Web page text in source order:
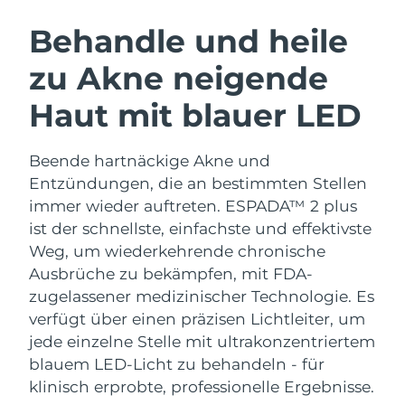
Behandle und heile
zu Akne neigende
Haut mit blauer LED
Beende hartnäckige Akne und
Entzündungen, die an bestimmten Stellen
immer wieder auftreten. ESPADA™ 2 plus
ist der schnellste, einfachste und effektivste
Weg, um wiederkehrende chronische
Ausbrüche zu bekämpfen, mit FDA-
zugelassener medizinischer Technologie. Es
verfügt über einen präzisen Lichtleiter, um
jede einzelne Stelle mit ultrakonzentriertem
blauem LED-Licht zu behandeln - für
klinisch erprobte, professionelle Ergebnisse.
Gesichtsreinigung
Anti-aging massage
LUNA™ 4 Plus
Massage, LED heating
LUNA™ 4 Men
For men, anti-aging massage
Gesichtsstraffung
Microcurrent toning
BEAR™ 2 go
Microcurrent toning on-the-go
BEAR™ 2 eyes & lips
Microcurrent line smoothing device
Hydratisierung
UFO™ 3 Set
Deep facial hydration
UFO™ 3 LED
Near-infrared and red light therapy
device
Mundpflege
issa™ 4
Hybrid silicone sonic toothbrush
issa™ 4 plus
Smart hybrid silicone sonic toothbrush
FAQ™ ANTI-AGING-BEHANDLUNG
Anti-aging LED-Behandlungen
NEW
Österreich Erwartete Lieferung8/9/26
Bahrain Erwartete Lieferung
Belgien Erwartete Lieferung
Bermuda Erwartete Lieferung 8/15/26
Bosnien und
Herzegowina
Erwartete Lieferung8/12/26
Brunei Darussalam Erwartete Lieferung
Bulgarien Erwartete Lieferung 8/9/26
Kanada Erwartete Lieferung